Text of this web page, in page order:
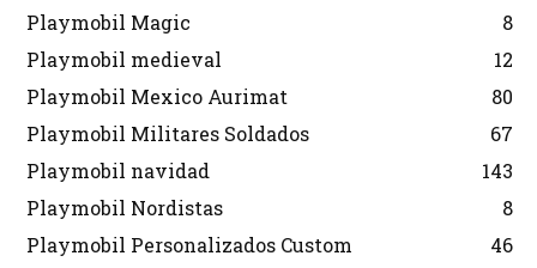
Playmobil Magic
8
Playmobil medieval
12
Playmobil Mexico Aurimat
80
Playmobil Militares Soldados
67
Playmobil navidad
143
Playmobil Nordistas
8
Playmobil Personalizados Custom
46